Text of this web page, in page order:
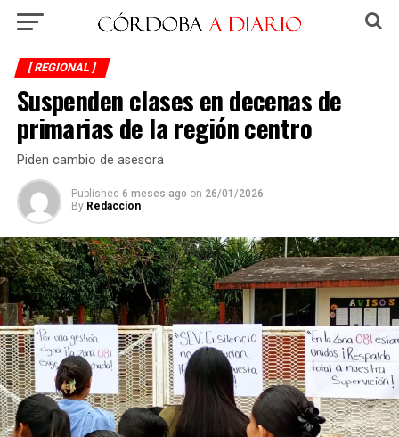
[ REGIONAL ]
Suspenden clases en decenas de
primarias de la región centro
Piden cambio de asesora
Published 6 meses ago on 26/01/2026
By Redaccion